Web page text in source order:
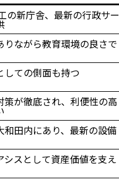
の新庁舎、最新の行政サー
りながら教育環境の良さで
しての側面も持つ
策が徹底され、利便性の高
和田内にあり、最新の設備
シスとして資産価値を支え